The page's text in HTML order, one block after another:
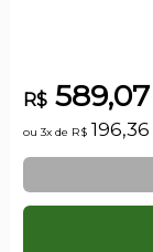
R$589,07
ou 3x de R$196,36